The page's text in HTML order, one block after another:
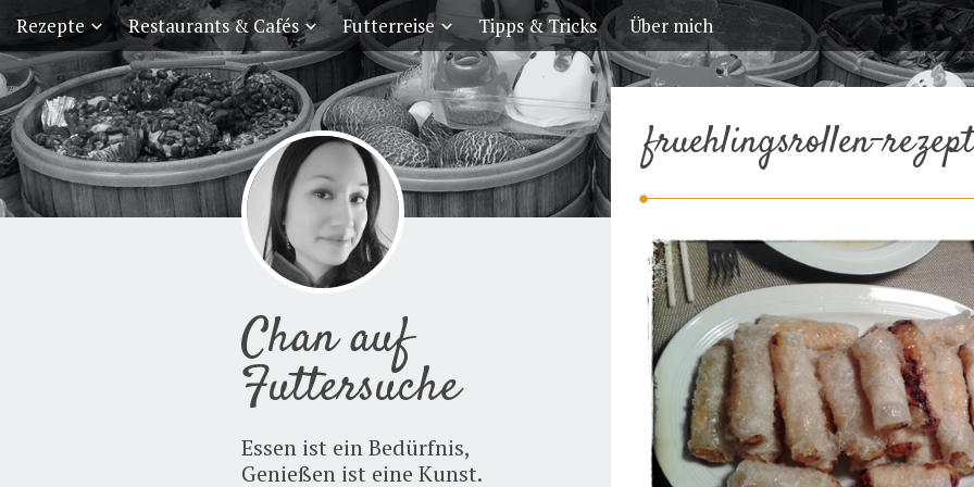
Rezepte Restaurants & Cafés Futterreise Tipps & Tricks Über mich
Chan auf
Futtersuche
Essen ist ein Bedürfnis,
Genießen ist eine Kunst.
fruehlingsrollen-rezept